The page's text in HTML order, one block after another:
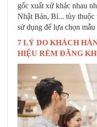
gốc xuất xứ khác nhau
Nhật Bản, Bỉ... tùy thuộc
sử dụng để lựa chọn
7 LÝ DO KHÁCH
HIỆU RÈM ĐĂNG